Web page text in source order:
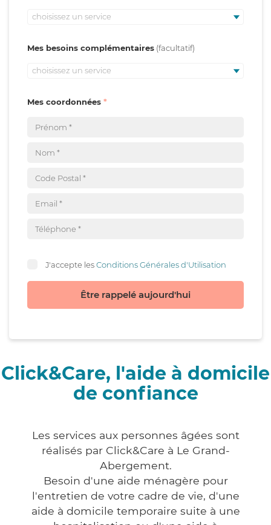
choisissez un service
Mes besoins complémentaires
choisissez un service
Mes coordonnées
J'accepte lesConditions Générales d'Utilisation
Être rappelé aujourd'hui
Click&Care, l'aide à domicile
de confiance
Les services aux personnes âgées sont
réalisés par Click&Care à Le Grand-
Abergement.
Besoin d'une aide ménagère pour
l'entretien de votre cadre de vie, d'une
aide à domicile temporaire suite à une